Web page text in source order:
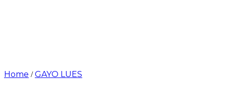
Home /GAYO LUES